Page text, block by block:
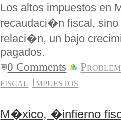
Los altos impuestos en
recaudaci�n fiscal,
relaci�n, un bajo
pagados.
0 Comments
fiscal Impuestos
M�xico, �infierno